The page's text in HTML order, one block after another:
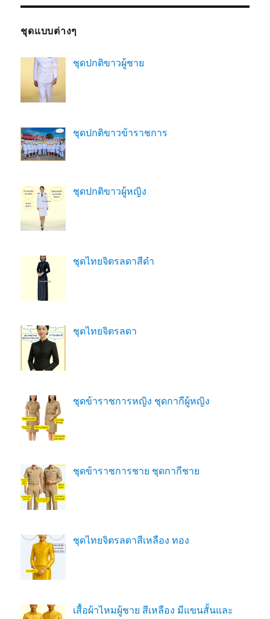
ชุดแบบต่างๆ
ชุดปกติขาวผู้ชาย
ชุดปกติขาวข้าราชการ
ชุดปกติขาวผู้หญิง
ชุดไทยจิตรลดาสีดํา
ชุดไทยจิตรลดา
ชุดข้าราชการหญิง ชุดกากีผู้หญิง
ชุดข้าราชการชาย ชุดกากีชาย
ชุดไทยจิตรลดาสีเหลือง ทอง
เสื้อผ้าไหมผู้ชาย สีเหลือง มีแขนสั้นและ